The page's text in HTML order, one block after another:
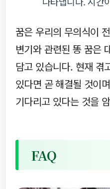
꿈은 우리의 무의식이
변기와 관련된 똥 꿈은
담고 있습니다. 현재 겪
있다면 곧 해결될 것이
기다리고 있다는 것을
FAQ